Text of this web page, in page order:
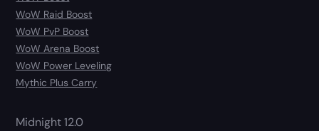
WoW Raid Boost
WoW PvP Boost
WoW Arena Boost
WoW Power Leveling
Mythic Plus Carry
Midnight 12.0